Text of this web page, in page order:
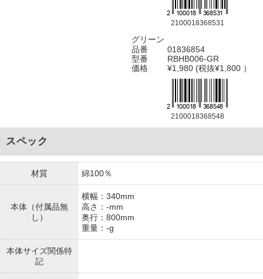
2100018368531
グリーン
品番
01836854
型番
RBHB006-GR
価格
¥1,980 (税抜¥1,800 ）
2100018368548
スペック
材質 綿100％
本体（付属品無
し）
横幅：340mm
高さ：-mm
奥行：800mm
重量：-g
本体サイズ関係特
記